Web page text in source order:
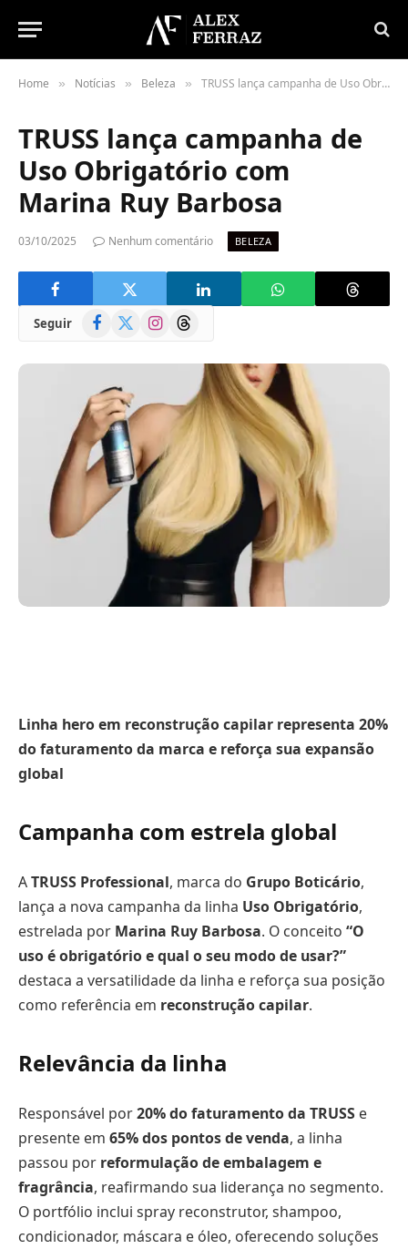
Home » Notícias » Beleza » TRUSS lança campanha de Uso Obrigatório com Marina Ruy Barbosa
TRUSS lança campanha de
Uso Obrigatório com
Marina Ruy Barbosa
03/10/2025 Nenhum comentário BELEZA
Seguir Facebook
(Twitter)
InstagramThreads
Linha hero em reconstrução capilar representa 20%
do faturamento da marca e reforça sua expansão
global
Campanha com estrela global
ATRUSS Professional, marca do Grupo Boticário,
lança a nova campanha da linha Uso Obrigatório,
estrelada por Marina Ruy Barbosa. O conceito “O
uso é obrigatório e qual o seu modo de usar?”
destaca a versatilidade da linha e reforça sua posição
como referência em reconstrução capilar.
Relevância da linha
Responsável por20% do faturamento da TRUSS e
presente em 65% dos pontos de venda, a linha
passou por reformulação de embalagem e
fragrância, reafirmando sua liderança no segmento.
O portfólio inclui spray reconstrutor, shampoo,
condicionador, máscara e óleo, oferecendo soluções